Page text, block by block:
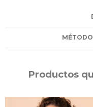
Productos